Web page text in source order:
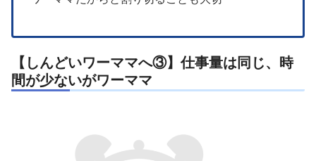
【しんどいワーママへ③】仕事量は同じ、時
間が少ないがワーママ